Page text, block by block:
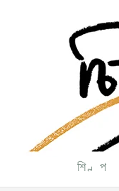
শিল্প